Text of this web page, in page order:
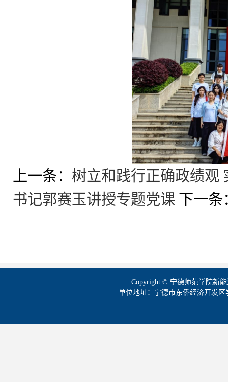
上一条： 树立和践行正确政绩
书记郭赛玉讲授专题党课 下一条
Copyright © 宁德师范学院新
单位地址：宁德市东侨经济开发